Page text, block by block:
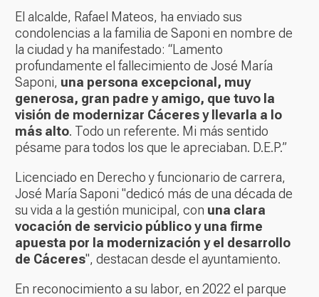
El alcalde, Rafael Mateos, ha enviado sus
condolencias a la familia de Saponi en nombre de
la ciudad y ha manifestado: “Lamento
profundamente el fallecimiento de José María
Saponi, una persona excepcional, muy
generosa, gran padre y amigo, que tuvo la
visión de modernizar Cáceres y llevarla a lo
más alto. Todo un referente. Mi más sentido
pésame para todos los que le apreciaban. D.E.P.”
Licenciado en Derecho y funcionario de carrera,
José María Saponi "dedicó más de una década de
su vida a la gestión municipal, con una clara
vocación de servicio público y una firme
apuesta por la modernización y el desarrollo
de Cáceres", destacan desde el ayuntamiento.
En reconocimiento a su labor, en 2022 el parque